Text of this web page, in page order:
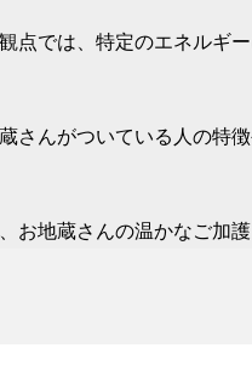
点では、特定のエネルギ
さんがついている人の特
お地蔵さんの温かなご加